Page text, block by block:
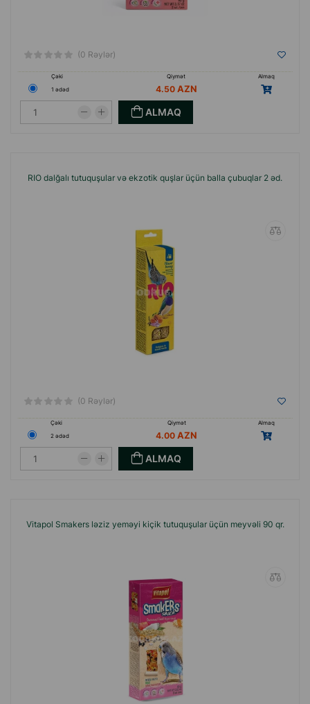
(0 Rəylər)
Çəki Qiymət
Almaq
1 ədəd
4.50
ALMAQ
RIO dalğalı tutuquşular və ekzotik quşlar üçün balla çubuqlar 2 əd.
(0 Rəylər)
Çəki Qiymət
Almaq
2 ədəd
4.00
ALMAQ
Vitapol Smakers ləziz yeməyi kiçik tutuquşular üçün meyvəli 90 qr.